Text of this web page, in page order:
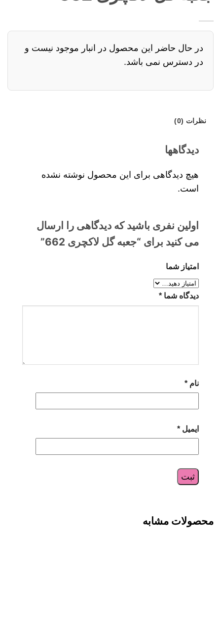
در حال حاضر این محصول در انبار موجود نیست و
در دسترس نمی باشد.
نظرات (0)
دیدگاهها
هیچ دیدگاهی برای این محصول نوشته نشده
است.
اولین نفری باشید که دیدگاهی را ارسال
می کنید برای “جعبه گل لاکچری 662”
امتیاز شما
دیدگاه شما *
نام *
ایمیل *
محصولات مشابه